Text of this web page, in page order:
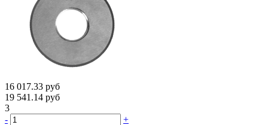
16 017.33 руб
19 541.14 руб
3
-
+